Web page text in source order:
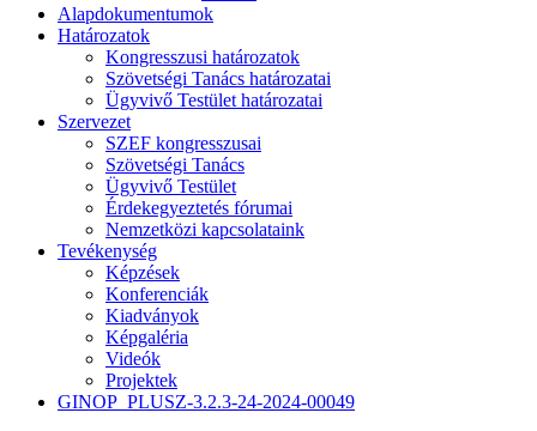
Alapdokumentumok
Határozatok
Kongresszusi határozatok
Szövetségi Tanács határozatai
Ügyvivő Testület határozatai
Szervezet
SZEF kongresszusai
Szövetségi Tanács
Ügyvivő Testület
Érdekegyeztetés fórumai
Nemzetközi kapcsolataink
Tevékenység
Képzések
Konferenciák
Kiadványok
Képgaléria
Videók
Projektek
GINOP_PLUSZ-3.2.3-24-2024-00049